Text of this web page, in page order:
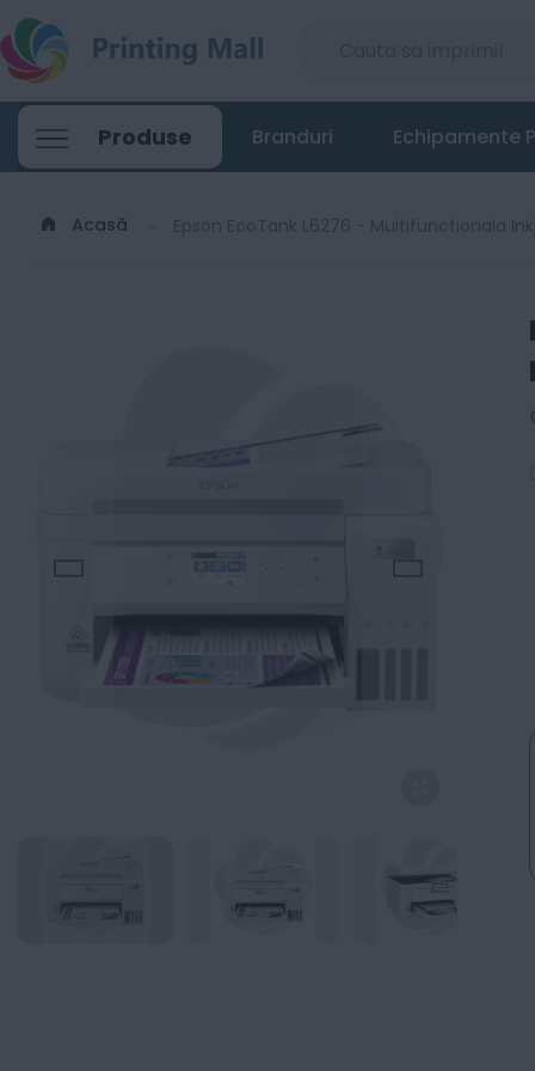
Produse Branduri Echipamente
Acasă Epson EcoTank L6276 - Multifunctionala